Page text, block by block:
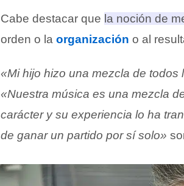
Cabe destacar que la noción de
orden o la organización o al
«Mi hijo hizo una mezcla de
«Nuestra música es una mezcla
carácter y su experiencia lo ha
de ganar un partido por sí solo»